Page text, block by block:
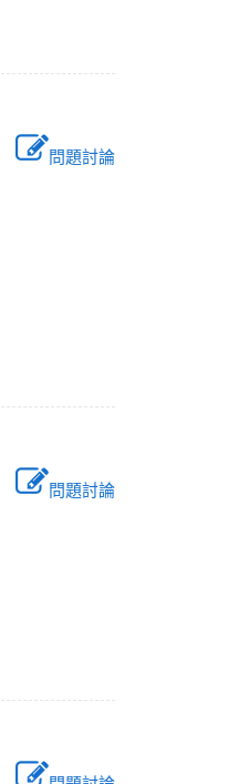
問題討論
問題討論